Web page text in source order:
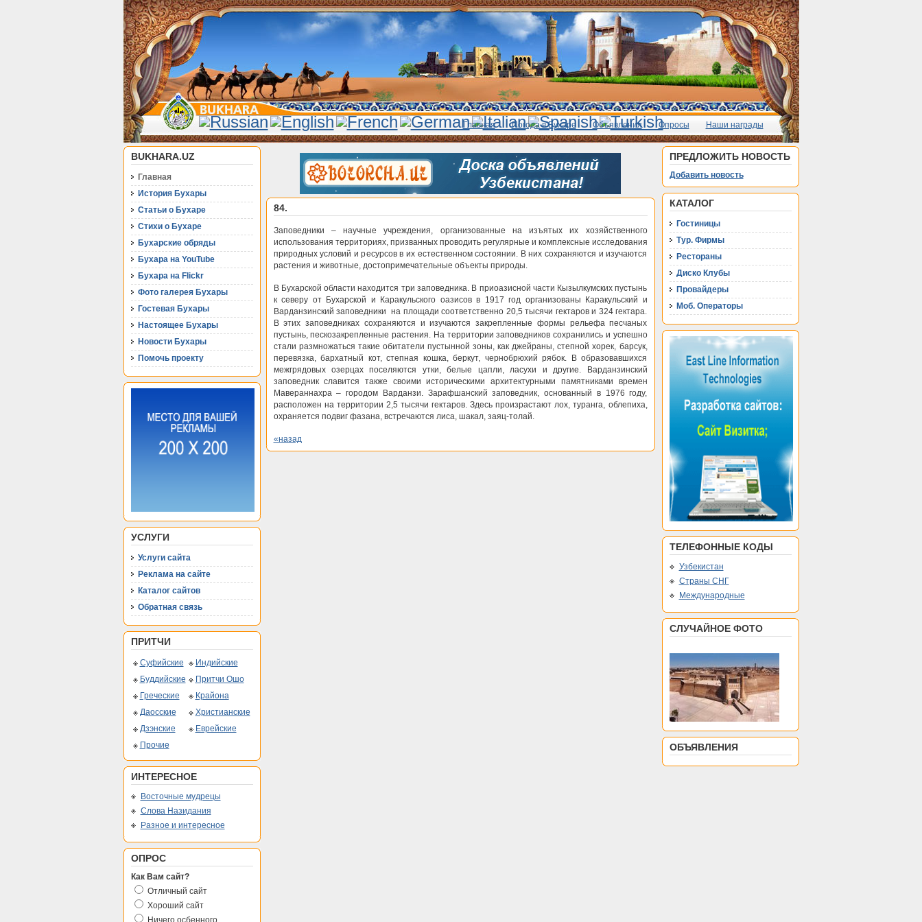
Главная Погода в Бухаре Объявления Опросы Наши награды
BUKHARA.UZ
Главная
История Бухары
Статьи о Бухаре
Стихи о Бухаре
Бухарские обряды
Бухара на YouTube
Бухара на Flickr
Фото галерея Бухары
Гостевая Бухары
Настоящее Бухары
Новости Бухары
Помочь проекту
УСЛУГИ
Услуги сайта
Реклама на сайте
Каталог сайтов
Обратная связь
ПРИТЧИ
Суфийские
Индийские
Буддийские
Притчи Ошо
Греческие
Крайона
Даосские
Христианские
Дзэнские
Еврейские
Прочие
ИНТЕРЕСНОЕ
Восточные мудрецы
Слова Назидания
Разное и интересное
ОПРОС
Как Вам сайт?
Отличный сайт
Хороший сайт
Ничего осбенного
84.
Заповедники – научные учреждения, организованные на изъятых их хозяйственного
использования территориях, призванных проводить регулярные и комплексные исследования
природных условий и ресурсов в их естественном состоянии. В них сохраняются и изучаются
растения и животные, достопримечательные объекты природы.
В Бухарской области находится три заповедника. В приоазисной части Кызылкумских пустынь
к северу от Бухарской и Каракульского оазисов в 1917 год организованы Каракульский и
Варданзинский заповедники на площади соответственно 20,5 тысячи гектаров и 324 гектара.
В этих заповедниках сохраняются и изучаются закрепленные формы рельефа песчаных
пустынь, пескозакрепленные растения. На территории заповедников сохранились и успешно
стали размножаться такие обитатели пустынной зоны, как джейраны, степной хорек, барсук,
перевязка, бархатный кот, степная кошка, беркут, чернобрюхий рябок. В образовавшихся
межгрядовых озерцах поселяются утки, белые цапли, ласухи и другие. Варданзинский
заповедник славится также своими историческими архитектурными памятниками времен
Мавераннахра – городом Варданзи. Зарафшанский заповедник, основанный в 1976 году,
расположен на территории 2,5 тысячи гектаров. Здесь произрастают лох, туранга, облепиха,
охраняется подвиг фазана, встречаются лиса, шакал, заяц-толай.
«назад
ПРЕДЛОЖИТЬ НОВОСТЬ
Добавить новость
КАТАЛОГ
Гостиницы
Тур. Фирмы
Рестораны
Диско Клубы
Провайдеры
Моб. Операторы
ТЕЛЕФОННЫЕ КОДЫ
Узбекистан
Страны СНГ
Международные
СЛУЧАЙНОЕ ФОТО
ОБЪЯВЛЕНИЯ